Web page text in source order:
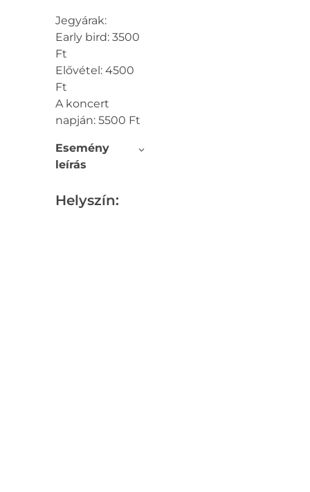
Jegyárak:
Early bird: 3500
Ft
Elővétel: 4500
Ft
A koncert
napján: 5500 Ft
Esemény
leírás
Helyszín: